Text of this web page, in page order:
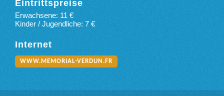
Eintrittspreise
Erwachsene: 11 €
Kinder / Jugendliche: 7 €
Internet
WWW.MEMORIAL-VERDUN.FR